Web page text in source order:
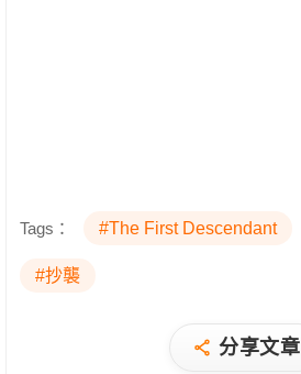
Tags： #The First Descendant
#抄襲
分享文章